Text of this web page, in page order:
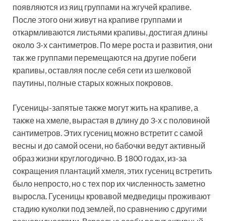
появляются из яиц группами на жгучей крапиве.
После этого они живут на крапиве группами и
откармливаются листьями крапивы, достигая длины
около 3-х сантиметров. По мере роста и развития, они
так же группами перемещаются на другие побеги
крапивы, оставляя после себя сети из шелковой
паутины, полные старых кожных покровов.
Гусеницы-запятые также могут жить на крапиве, а
также на хмеле, вырастая в длину до 3-х с половиной
сантиметров. Этих гусениц можно встретит с самой
весны и до самой осени, но бабочки ведут активный
образ жизни круглогодично. В 1800 годах, из-за
сокращения плантаций хмеля, этих гусениц встретить
было непросто, но с тех пор их численность заметно
выросла. Гусеницы кровавой медведицы проживают
стадию куколки под землей, по сравнению с другими